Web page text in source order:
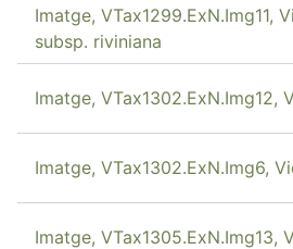
Imatge, VTax1299.ExN.Img11,
subsp. riviniana
Imatge, VTax1302.ExN.Img12,
Imatge, VTax1302.ExN.Img6,
Imatge, VTax1305.ExN.Img13,